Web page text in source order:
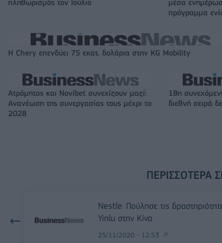
πληθωρισμός τον Ιούλιο
μέσα
πρόγραμμα
Η Chery επενδύει 75 εκατ. δολάρια στην KG Mobility
Ατρόμητος και Novibet συνεχίζουν μαζί:
Ανανέωση της συνεργασίας τους μέχρι το
2028
18η
διεθνή σειρά
ΠΕΡΙΣΣΌΤΕΡΑ
Nestle: Πούλησε τις
Yinlu στην Κίνα
25/11/2020 - 12:53